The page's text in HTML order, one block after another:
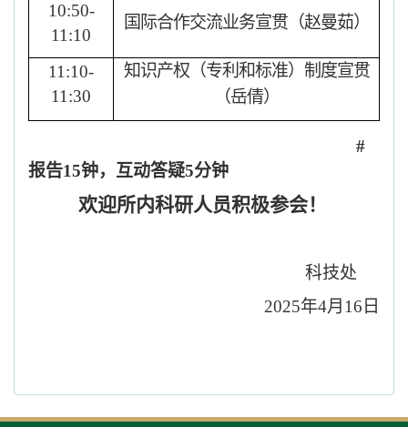
10:50-
11 :10
国际合作交流业务宣贯（赵曼茹）
11 :10-
11 :30
知识产权（专利和标准）制度宣贯
（岳倩）
#
报告15钟， 互动答疑5分钟
欢迎所内科研人员积极参会！
科技处
2025年4月 16 日